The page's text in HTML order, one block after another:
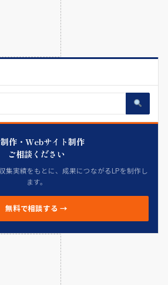
作・Webサイト制作
ご相談ください
集実績をもとに、成果につながるLPを制作し
ます。
無料で相談する →